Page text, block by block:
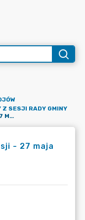
Z SESJI RADY GMINY
PROTOKÓŁ NR II.6.2024 Z II SESJI - 27 MAJA 2024 R.
- 27 maja